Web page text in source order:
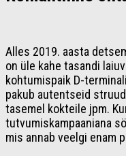
Alles 2019. aasta
on üle kahe tasandi
kohtumispaik D-
pakub autentseid
tasemel kokteile jpm.
tutvumiskampaaniana
mis annab veelgi enam